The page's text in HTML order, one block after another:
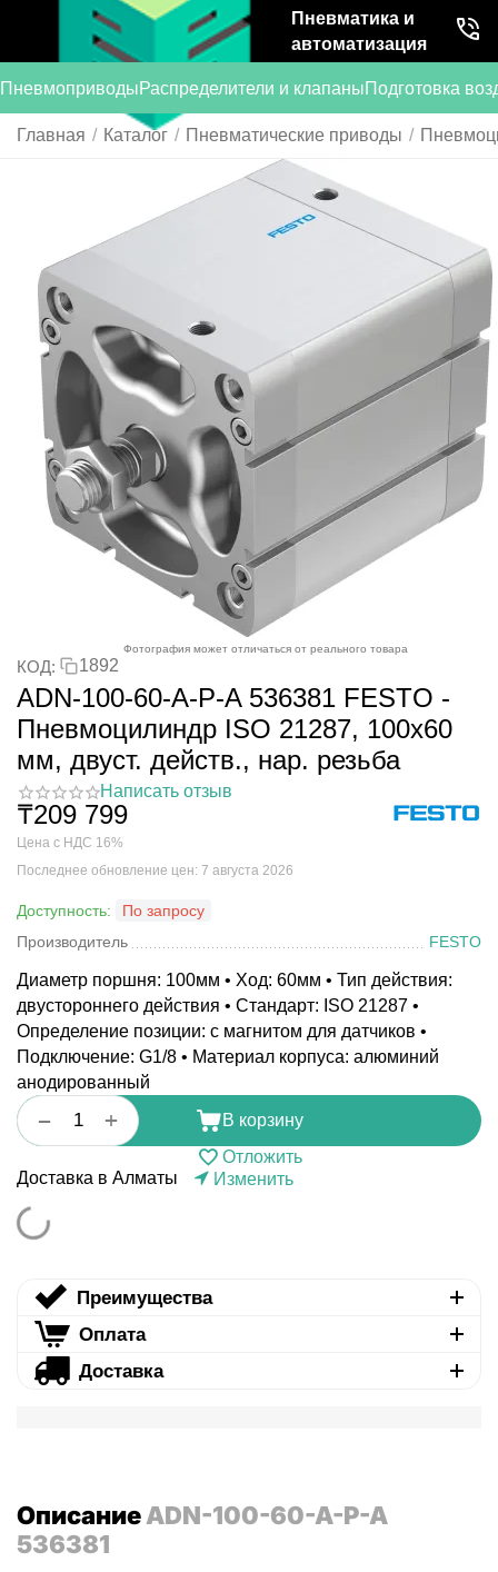
Пневматика и
автоматизация
ПневмоприводыРаспределители и клапаныПодготовка
Главная / Каталог / Пневматические приводы /
Фотография может отличаться от реального товара
КОД: 1892
ADN-100-60-A-P-A 536381 FESTO -
Пневмоцилиндр ISO 21287, 100x60
мм, двуст. действ., нар. резьба
Написать отзыв
₸209 799
Цена с НДС 16%
Последнее обновление цен: 7 августа 2026
Доступность:
По запросу
Производитель
FESTO
Диаметр поршня: 100мм • Ход: 60мм • Тип действия:
двустороннего действия • Стандарт: ISO 21287 •
Определение позиции: с магнитом для датчиков •
Подключение: G1/8 • Материал корпуса: алюминий
анодированный
+
−
В корзину
Отложить
Доставка в Алматы
Изменить
Преимущества
Оплата
Доставка
ОписаниеADN-100-60-A-P-A
536381